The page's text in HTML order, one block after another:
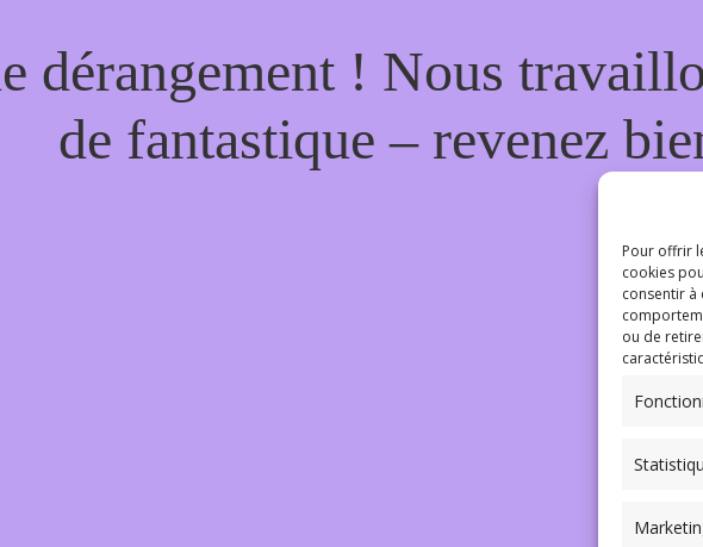
Pour offrir
cookies
consentir à
ou de
dérangement ! Nous
de fantastique – revenez